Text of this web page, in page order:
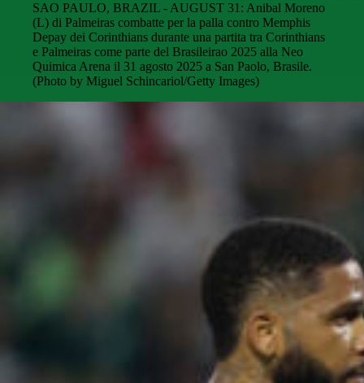
SAO PAULO, BRAZIL - AUGUST 31: Anibal Moreno
(L) di Palmeiras combatte per la palla contro Memphis
Depay dei Corinthians durante una partita tra Corinthians
e Palmeiras come parte del Brasileirao 2025 alla Neo
Quimica Arena il 31 agosto 2025 a San Paolo, Brasile.
(Photo by Miguel Schincariol/Getty Images)